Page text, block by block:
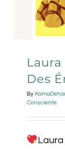
Laura
Des
By
Consciente
Laura